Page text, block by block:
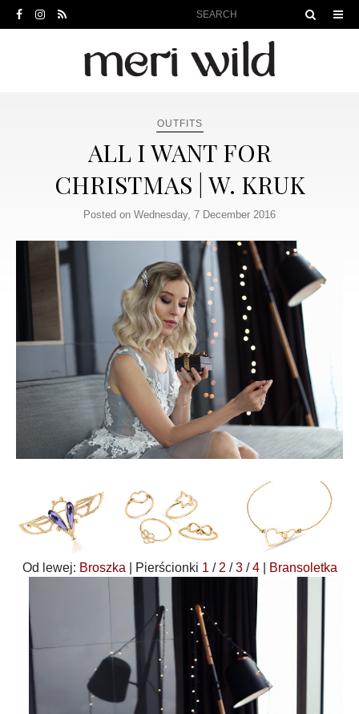
OUTFITS
ALL I WANT FOR
CHRISTMAS | W. KRUK
Posted on Wednesday, 7 December 2016
Od lewej: Broszka | Pierścionki 1 / 2 /3/4| Bransoletka